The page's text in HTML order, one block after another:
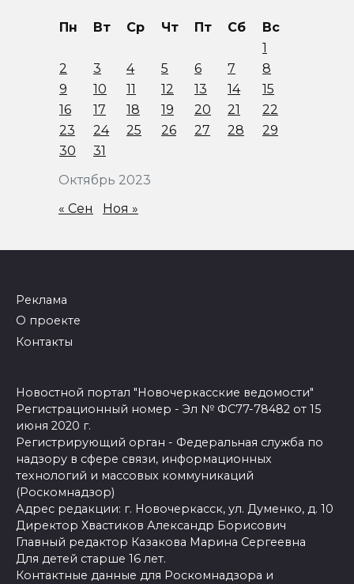
Октябрь 2023
Пн Вт Ср Чт Пт Сб
Вс
1
2
3 4 5 6 7
8
9
10 11 12 13 14
15
16
17 18 19 20 21
22
23
24 25 26 27 28
29
30
31
« Сен Ноя »
Реклама
О проекте
Контакты
Новостной портал "Новочеркасские ведомости"
Регистрационный номер - Эл № ФС77-78482 от 15
июня 2020 г.
Регистрирующий орган - Федеральная служба по
надзору в сфере связи, информационных
технологий и массовых коммуникаций
(Роскомнадзор)
Адрес редакции: г. Новочеркасск, ул. Думенко, д. 10
Директор Хвастиков Александр Борисович
Главный редактор Казакова Марина Сергеевна
Для детей старше 16 лет.
Контактные данные для Роскомнадзора и